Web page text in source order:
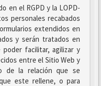
en el RGPD y la LOPD-
personales recabados
extendidos en
y serán tratados en
facilitar, agilizar y
entre el Sitio Web y
de la relación que se
este rellene, o para